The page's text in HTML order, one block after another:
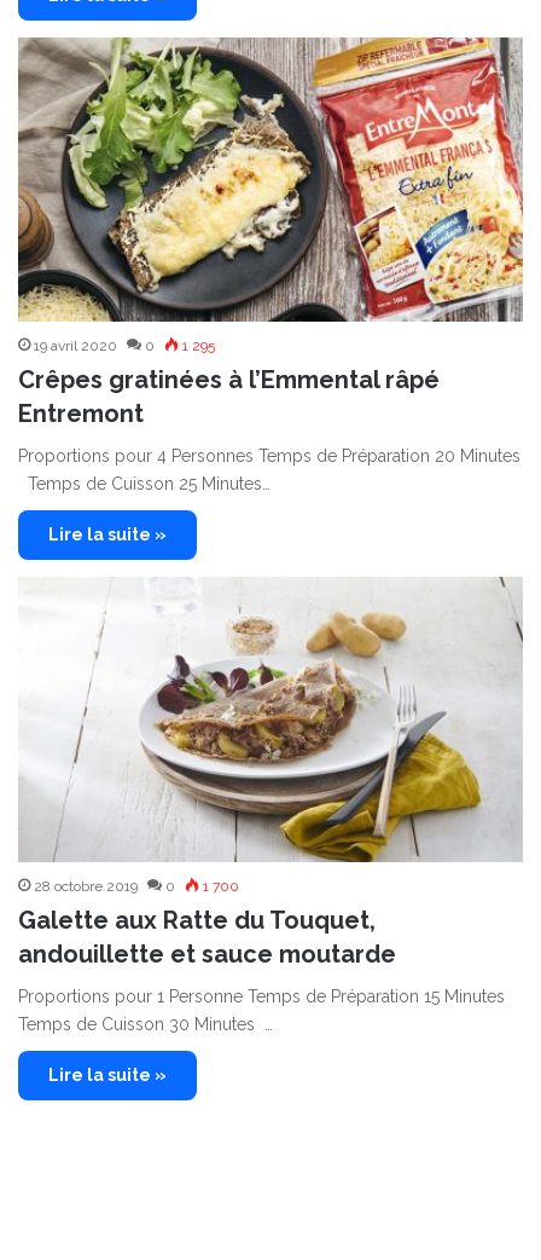
19 avril 2020 0 1 295
Crêpes gratinées à l’Emmental râpé
Entremont
Proportions pour 4 Personnes Temps de Préparation 20 Minutes
Temps de Cuisson 25 Minutes…
Lire la suite »
28 octobre 2019 0 1 700
Galette aux Ratte du Touquet,
andouillette et sauce moutarde
Proportions pour 1 Personne Temps de Préparation 15 Minutes
Temps de Cuisson 30 Minutes …
Lire la suite »